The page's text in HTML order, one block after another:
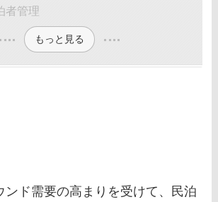
者管理
もっと見る
ンド需要の高まりを受けて、民泊